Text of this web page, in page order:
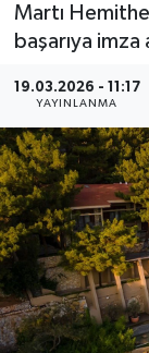
Martı
başarıya imza
19.03.2026 - 11:17
YAYINLANMA